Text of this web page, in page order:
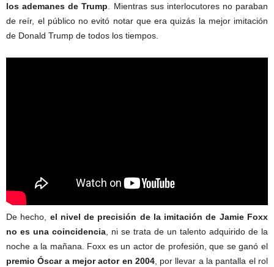
los ademanes de Trump. Mientras sus interlocutores no paraban
de reír, el público no evitó notar que era quizás la mejor imitación
de Donald Trump de todos los tiempos.
De hecho, el nivel de precisión de la imitación de Jamie Foxx
no es una coincidencia , ni se trata de un talento adquirido de la
noche a la mañana. Foxx es un actor de profesión, que se ganó el
premio Óscar a mejor actor en 2004, por llevar a la pantalla el rol